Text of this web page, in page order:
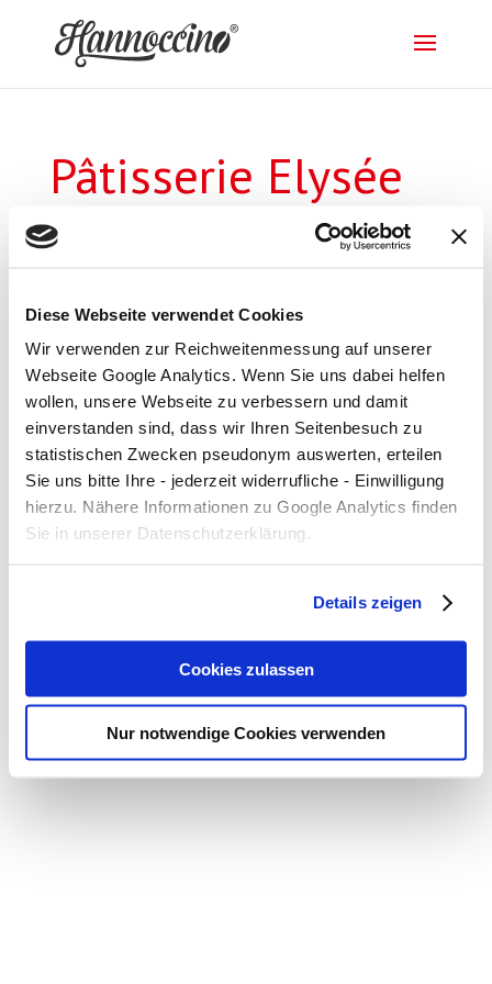
Diese Webseite verwendet Cookies
Wir verwenden zur Reichweitenmessung auf unserer
Webseite Google Analytics. Wenn Sie uns dabei helfen
wollen, unsere Webseite zu verbessern und damit
einverstanden sind, dass wir Ihren Seitenbesuch zu
statistischen Zwecken pseudonym auswerten, erteilen
Sie uns bitte Ihre - jederzeit widerrufliche - Einwilligung
hierzu. Nähere Informationen zu Google Analytics finden
Sie in unserer Datenschutzerklärung.
Details zeigen
Cookies zulassen
Nur notwendige Cookies verwenden
Pâtisserie Elysée
GmbH
Datenschutz